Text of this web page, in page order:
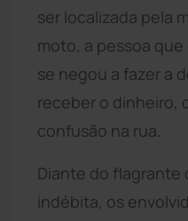
ser localizada pela
moto, a pessoa
se negou a fazer a
receber o dinheiro,
confusão na rua.
Diante do flagrante
indébita, os